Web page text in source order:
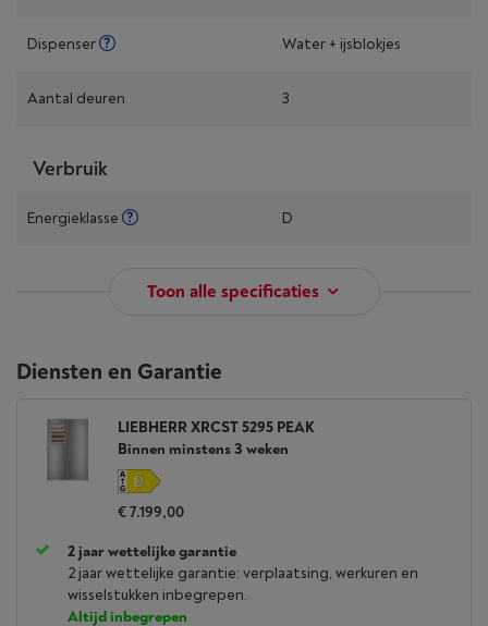
Dispenser Water + ijsblokjes
Aantal deuren 3
Verbruik
Energieklasse D
Toon alle specificaties
Diensten en Garantie
LIEBHERR XRCST 5295 PEAK
Binnen minstens 3 weken
€ 7.199,00
2 jaar wettelijke garantie
2 jaar wettelijke garantie: verplaatsing, werkuren en
wisselstukken inbegrepen.
Altijd inbegrepen